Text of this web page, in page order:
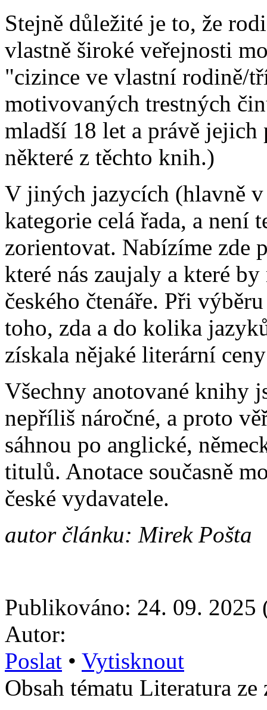
Stejně důležité je to, že
vlastně široké veřejnosti
"cizince ve vlastní rodině/
motivovaných trestných
mladší 18 let a právě jejich
některé z těchto knih.)
V jiných jazycích (hlavně
kategorie celá řada, a není
zorientovat. Nabízíme zde
které nás zaujaly a které
českého čtenáře. Při
toho, zda a do kolika
získala nějaké literární
Všechny anotované knihy
nepříliš náročné, a proto
sáhnou po anglické,
titulů. Anotace současně
české vydavatele.
autor článku: Mirek Pošta
Publikováno: 24. 09. 2025
Autor:
Poslat • Vytisknout
Obsah tématu Literatura ze